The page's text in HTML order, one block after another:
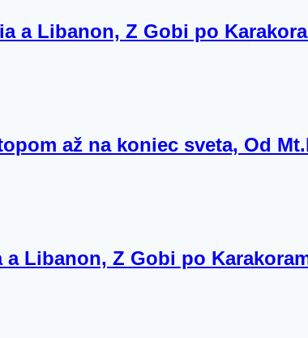
a Libanon, Z Gobi po
až na koniec sveta, Od
Libanon, Z Gobi po